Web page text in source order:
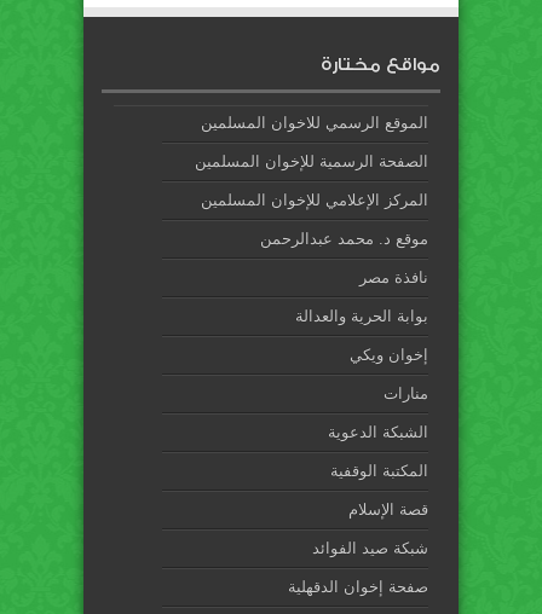
مواقع مختارة
الموقع الرسمي للاخوان المسلمين
الصفحة الرسمية للإخوان المسلمين
المركز الإعلامي للإخوان المسلمين
موقع د. محمد عبدالرحمن
نافذة مصر
بوابة الحرية والعدالة
إخوان ويكي
منارات
الشبكة الدعوية
المكتبة الوقفية
قصة الإسلام
شبكة صيد الفوائد
صفحة إخوان الدقهلية